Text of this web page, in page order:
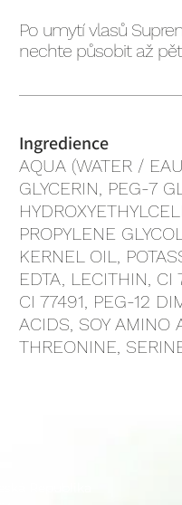
Po umytí vlasů
nechte působit až
Ingredience
AQUA (WATER /
GLYCERIN, PEG-7
PROPYLENE
KERNEL OIL,
EDTA, LECITHIN, CI
CI 77491, PEG-12
ACIDS, SOY AMINO
THREONINE,